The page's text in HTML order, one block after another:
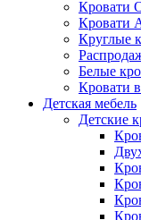
Кровати
Кровати
Круглые
Белые
Кровати
Детская мебель
Детские